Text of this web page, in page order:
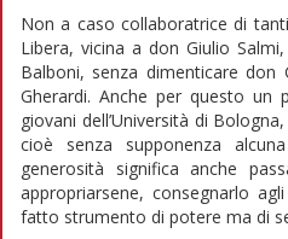
Non a caso collaboratrice di
Libera, vicina a don Giulio
Balboni, senza dimenticare don
Gherardi. Anche per questo
giovani dell’Università di
cioè senza supponenza
generosità significa anche
appropriarsene, consegnarlo
fatto strumento di potere ma di